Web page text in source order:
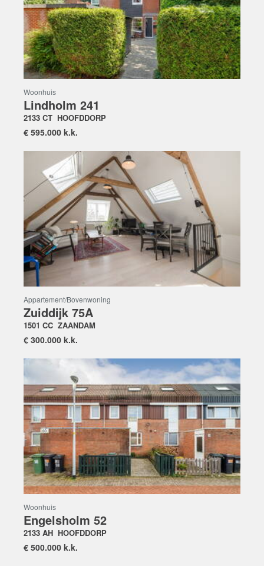
Woonhuis
Lindholm 241
2133 CT HOOFDDORP
€ 595.000 k.k.
Appartement/bovenwoning
Zuiddijk 75A
1501 CC ZAANDAM
€ 300.000 k.k.
Woonhuis
Engelsholm 52
2133 AH HOOFDDORP
€ 500.000 k.k.